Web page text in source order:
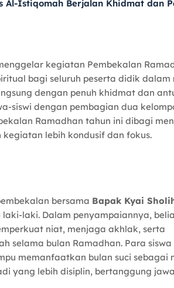
k
n
er p
n
k
Al-Istiqomah Berjalan Khidmat dan
kegiatan Pembekalan
bagi seluruh peserta didik dalam
dengan penuh khidmat dan
siswi dengan pembagian dua
Ramadhan tahun ini dibagi
lebih kondusif dan fokus.
bersama Bapak Kyai
laki. Dalam penyampaiannya,
niat, menjaga akhlak, serta
selama bulan Ramadhan. Para
memanfaatkan bulan suci sebagai
yang lebih disiplin, bertanggung